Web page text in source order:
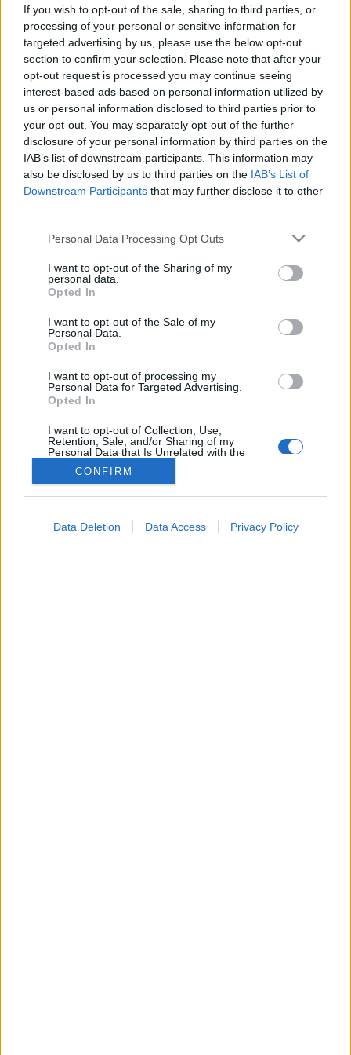
If you wish to opt-out of the sale, sharing to third parties, or
processing of your personal or sensitive information for
targeted advertising by us, please use the below opt-out
section to confirm your selection. Please note that after your
opt-out request is processed you may continue seeing
interest-based ads based on personal information utilized by
us or personal information disclosed to third parties prior to
your opt-out. You may separately opt-out of the further
disclosure of your personal information by third parties on the
IAB’s list of downstream participants. This information may
also be disclosed by us to third parties on the IAB’s List of
Downstream Participants that may further disclose it to other
Please note that this website/app uses one or more Google
not limited to your visit or usage behaviour. You may click to
grant or deny consent to Google and its third-party tags to
use your data for below specified purposes in below Google
consent section.
Personal Data Processing Opt Outs
I want to opt-out of the Sharing of my
personal data.
Opted In
I want to opt-out of the Sale of my
Personal Data.
Opted In
I want to opt-out of processing my
Personal Data for Targeted Advertising.
Opted In
I want to opt-out of Collection, Use,
Retention, Sale, and/or Sharing of my
Personal Data that Is Unrelated with the
Purposes for which it was collected.
Opted Out
CONFIRM
Data Deletion Data Access Privacy Policy
#allergia#influenza#cukorbetegség
#orvosmeteorológia#vérnyomás#stroke#rákbetegség
#pajzsmirigy#reflux#ekcéma#herpesz
Regisztráció
Hírek
Robotok segítik a Bethesda Gyermekkórház 1%-
os nagykövetének mozgásterápiáját
Robotok segítik a Bethesda
Gyermekkórház 1%-os
nagykövetének mozgásterápiáját